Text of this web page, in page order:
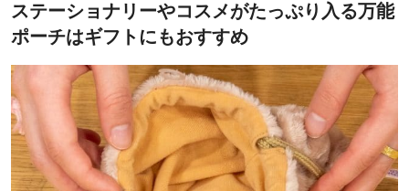
ステーショナリーやコスメがたっぷり入る万能
ポーチはギフトにもおすすめ